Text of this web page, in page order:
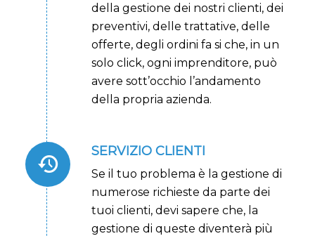
della gestione dei nostri clienti, dei
preventivi, delle trattative, delle
offerte, degli ordini fa si che, in un
solo click, ogni imprenditore, può
avere sott’occhio l’andamento
della propria azienda.
SERVIZIO CLIENTI
Se il tuo problema è la gestione di
numerose richieste da parte dei
tuoi clienti, devi sapere che, la
gestione di queste diventerà più